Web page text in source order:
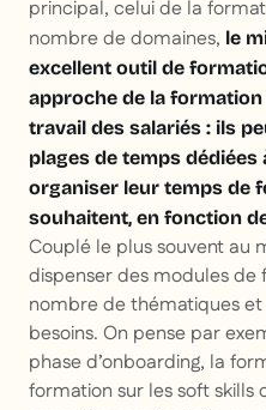
principal, celui de la
nombre de domaines, le
excellent outil de
approche de la
travail des salariés : ils
plages de temps
organiser leur temps de
souhaitent, en fonction
Couplé le plus souvent au
dispenser des modules de
nombre de thématiques
besoins. On pense par
phase d’onboarding, la
formation sur les soft